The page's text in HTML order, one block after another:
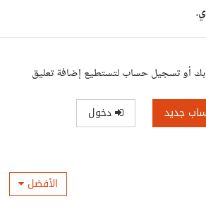
أو تسجيل حساب لتستطيع إضافة تعليق
جديد دخول
الأفضل